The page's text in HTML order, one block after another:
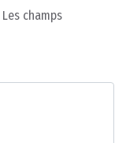
Les champs